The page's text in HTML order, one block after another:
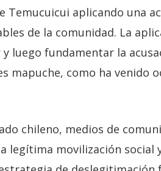
Temucuicui aplicando una
de la comunidad. La
luego fundamentar la
mapuche, como ha venido
chileno, medios de
legítima movilización social